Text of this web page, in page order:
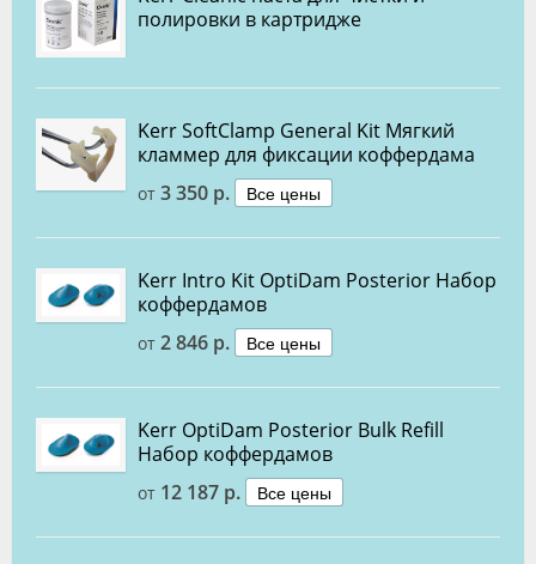
полировки в картридже
Kerr SoftClamp General Kit Мягкий
кламмер для фиксации коффердама
от 3 350 р. Все цены
Kerr Intro Kit OptiDam Posterior Набор
коффердамов
от 2 846 р. Все цены
Kerr OptiDam Posterior Bulk Refill
Набор коффердамов
от 12 187 р. Все цены